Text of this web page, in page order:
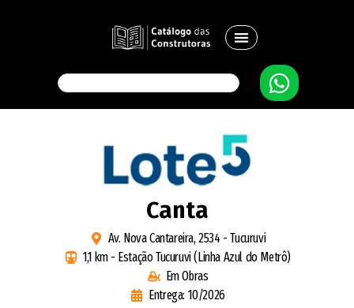
Canta
Av. Nova Cantareira, 2534 - Tucuruvi
1,1 km - Estação Tucuruvi (Linha Azul do Metrô)
Em Obras
Entrega: 10/2026